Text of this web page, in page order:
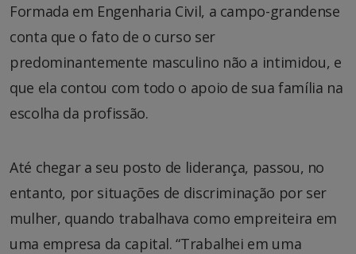
Formada em Engenharia Civil, a campo-grandense
conta que o fato de o curso ser
predominantemente masculino não a intimidou, e
que ela contou com todo o apoio de sua família na
escolha da profissão.
Até chegar a seu posto de liderança, passou, no
entanto, por situações de discriminação por ser
mulher, quando trabalhava como empreiteira em
uma empresa da capital. “Trabalhei em uma